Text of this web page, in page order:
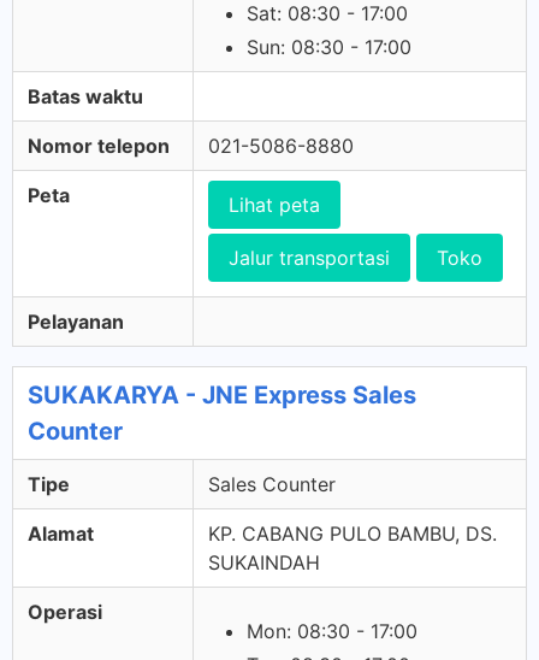
Sat: 08:30 - 17:00
Sun: 08:30 - 17:00
Batas waktu
Nomor telepon 021-5086-8880
Peta Lihat peta
Jalur transportasi Toko
Pelayanan
SUKAKARYA - JNE Express Sales
Counter
Tipe Sales Counter
Alamat
KP. CABANG PULO BAMBU, DS.
SUKAINDAH
Operasi
Mon: 08:30 - 17:00